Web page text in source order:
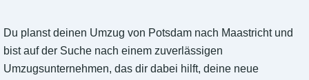
Du planst deinen Umzug von Potsdam nach Maastricht und
bist auf der Suche nach einem zuverlässigen
Umzugsunternehmen, das dir dabei hilft, deine neue